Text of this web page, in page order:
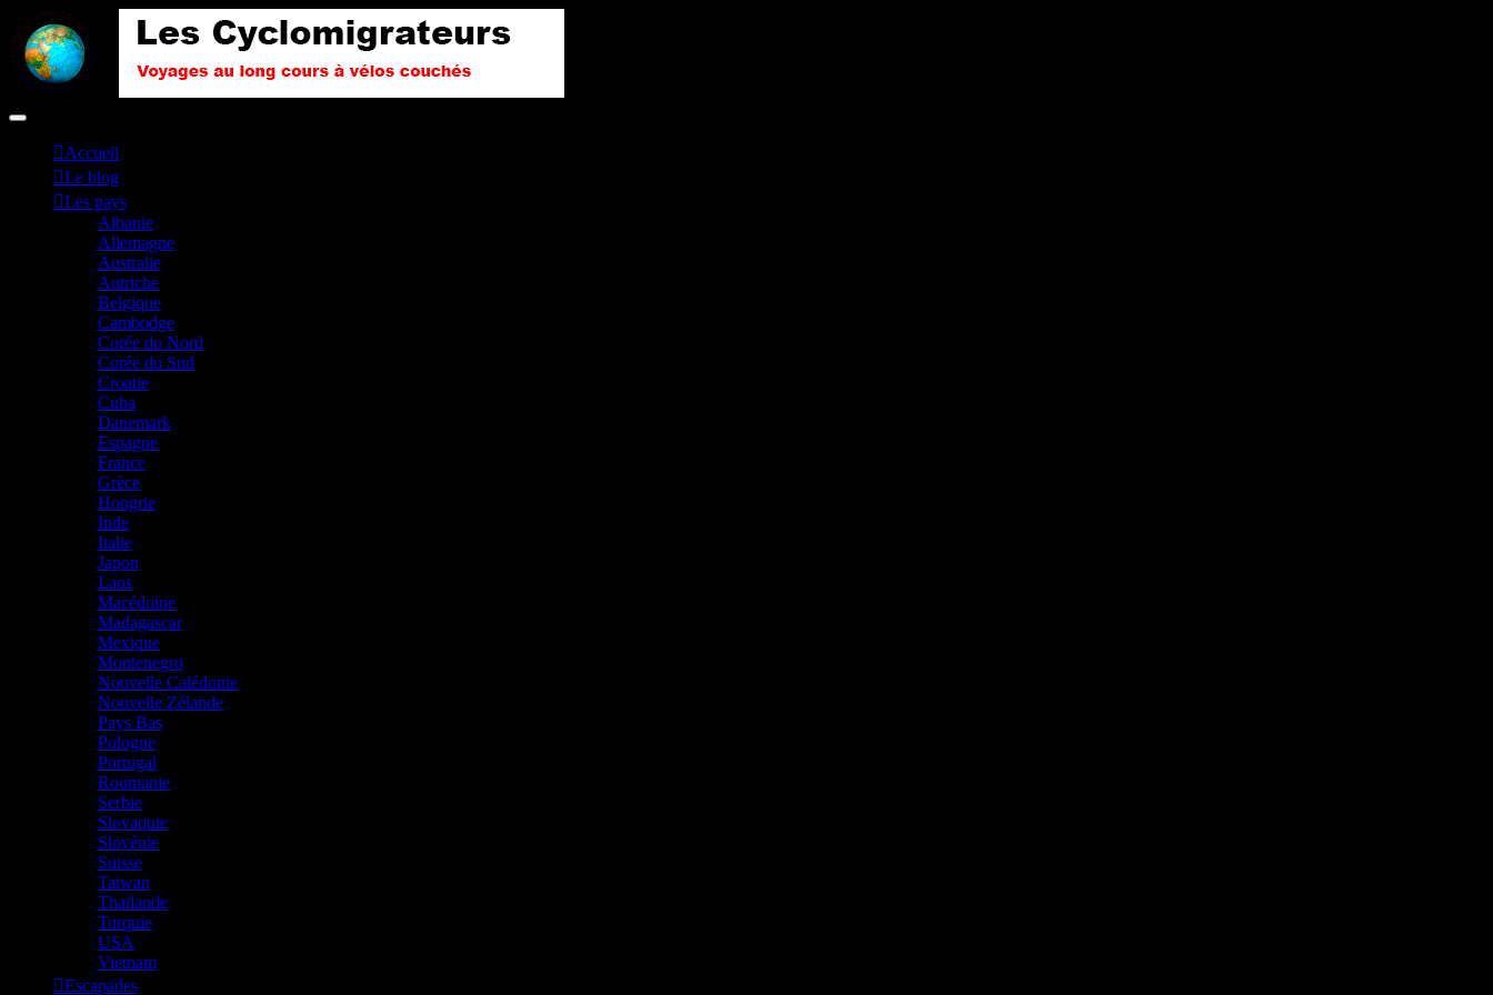
Accueil
Le blog
Les pays
Albanie
Allemagne
Australie
Autriche
Belgique
Cambodge
Corée du Nord
Corée du Sud
Croatie
Cuba
Danemark
Espagne
France
Grèce
Hongrie
Inde
Italie
Japon
Laos
Macédoine
Madagascar
Mexique
Montenegro
Nouvelle Calédonie
Nouvelle Zélande
Pays Bas
Pologne
Portugal
Roumanie
Serbie
Slovaquie
Slovénie
Suisse
Taiwan
Thaïlande
Turquie
USA
Vietnam
Escapades